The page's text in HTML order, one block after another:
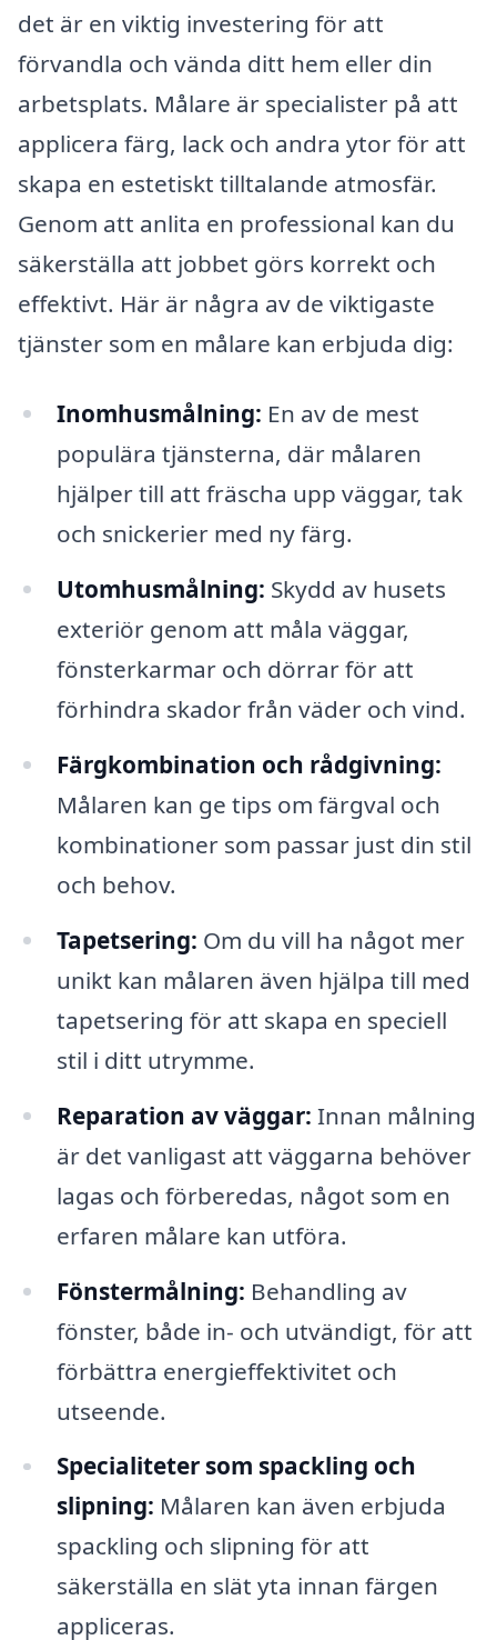
det är en viktig investering för att
förvandla och vända ditt hem eller din
arbetsplats. Målare är specialister på att
applicera färg, lack och andra ytor för att
skapa en estetiskt tilltalande atmosfär.
Genom att anlita en professional kan du
säkerställa att jobbet görs korrekt och
effektivt. Här är några av de viktigaste
tjänster som en målare kan erbjuda dig:
Inomhusmålning: En av de mest
populära tjänsterna, där målaren
hjälper till att fräscha upp väggar, tak
och snickerier med ny färg.
Utomhusmålning: Skydd av husets
exteriör genom att måla väggar,
fönsterkarmar och dörrar för att
förhindra skador från väder och vind.
Färgkombination och rådgivning:
Målaren kan ge tips om färgval och
kombinationer som passar just din stil
och behov.
Tapetsering: Om du vill ha något mer
unikt kan målaren även hjälpa till med
tapetsering för att skapa en speciell
stil i ditt utrymme.
Reparation av väggar: Innan målning
är det vanligast att väggarna behöver
lagas och förberedas, något som en
erfaren målare kan utföra.
Fönstermålning: Behandling av
fönster, både in- och utvändigt, för att
förbättra energieffektivitet och
utseende.
Specialiteter som spackling och
slipning: Målaren kan även erbjuda
spackling och slipning för att
säkerställa en slät yta innan färgen
appliceras.